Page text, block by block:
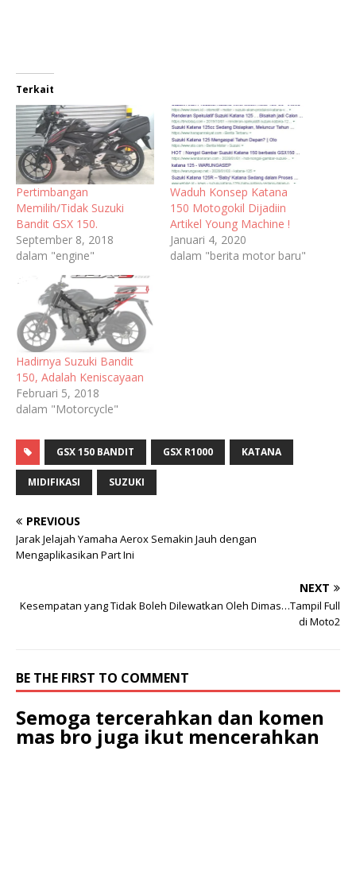
Terkait
Pertimbangan
Memilih/Tidak Suzuki
Bandit GSX 150.
September 8, 2018
dalam "engine"
Waduh Konsep Katana
150 Motogokil Dijadiin
Artikel Young Machine !
Januari 4, 2020
dalam "berita motor baru"
Hadirnya Suzuki Bandit
150, Adalah Keniscayaan
Februari 5, 2018
dalam "Motorcycle"
GSX 150 BANDIT GSX R1000 KATANA
MIDIFIKASI SUZUKI
PREVIOUS
Jarak Jelajah Yamaha Aerox Semakin Jauh dengan
Mengaplikasikan Part Ini
NEXT
Kesempatan yang Tidak Boleh Dilewatkan Oleh Dimas…Tampil Full
di Moto2
BE THE FIRST TO COMMENT
Semoga tercerahkan dan komen
mas bro juga ikut mencerahkan